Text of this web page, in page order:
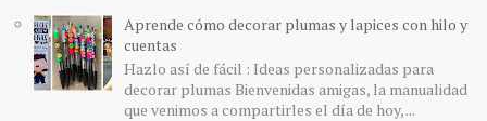
Aprende cómo decorar plumas y lapices con hilo y
cuentas
Hazlo así de fácil : Ideas personalizadas para
decorar plumas Bienvenidas amigas, la manualidad
que venimos a compartirles el día de hoy, ...